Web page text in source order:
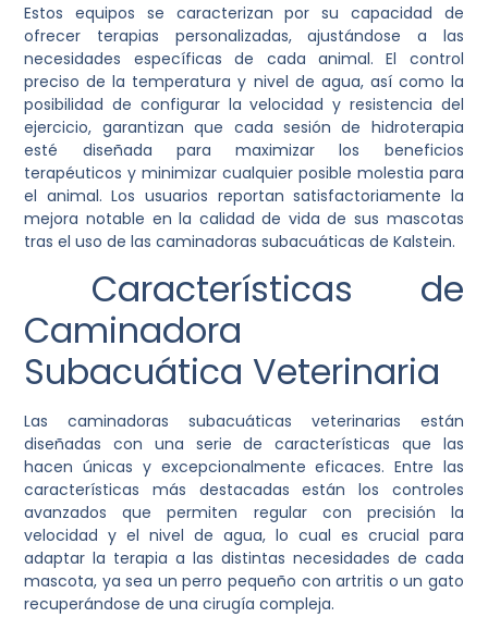
Estos equipos se caracterizan por su capacidad de
ofrecer terapias personalizadas, ajustándose a las
necesidades específicas de cada animal. El control
preciso de la temperatura y nivel de agua, así como la
posibilidad de configurar la velocidad y resistencia del
ejercicio, garantizan que cada sesión de hidroterapia
esté diseñada para maximizar los beneficios
terapéuticos y minimizar cualquier posible molestia para
el animal. Los usuarios reportan satisfactoriamente la
mejora notable en la calidad de vida de sus mascotas
tras el uso de las caminadoras subacuáticas de Kalstein.
Características de
Caminadora
Subacuática Veterinaria
Las caminadoras subacuáticas veterinarias están
diseñadas con una serie de características que las
hacen únicas y excepcionalmente eficaces. Entre las
características más destacadas están los controles
avanzados que permiten regular con precisión la
velocidad y el nivel de agua, lo cual es crucial para
adaptar la terapia a las distintas necesidades de cada
mascota, ya sea un perro pequeño con artritis o un gato
recuperándose de una cirugía compleja.